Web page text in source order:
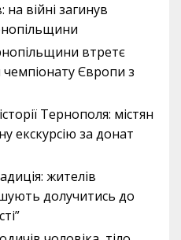
війні загинув
втретє
Європи з
Тернополя: містян
екскурсію за донат
жителів
долучитись до